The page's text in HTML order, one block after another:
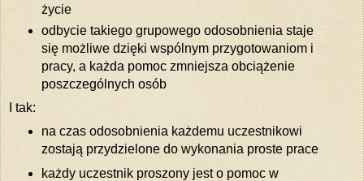
życie
odbycie takiego grupowego odosobnienia staje
się możliwe dzięki wspólnym przygotowaniom i
pracy, a każda pomoc zmniejsza obciążenie
poszczególnych osób
I tak:
na czas odosobnienia każdemu uczestnikowi
zostają przydzielone do wykonania proste prace
każdy uczestnik proszony jest o pomoc w